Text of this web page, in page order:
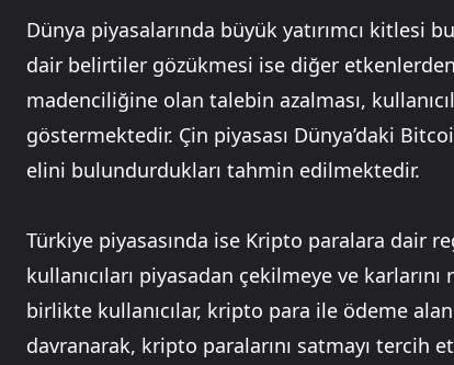
Dünya piyasalarında büyük yatırımcı kitlesi
dair belirtiler gözükmesi ise diğer
madenciliğine olan talebin azalması,
göstermektedir. Çin piyasası Dünya’daki
elini bulundurdukları tahmin edilmektedir.
Türkiye piyasasında ise Kripto paralara dair
kullanıcıları piyasadan çekilmeye ve
birlikte kullanıcılar, kripto para ile ödeme
davranarak, kripto paralarını satmayı tercih